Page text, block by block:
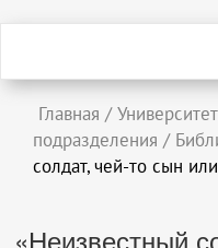
Главная / Университет
подразделения /
солдат, чей-то сын
«Неизвестный